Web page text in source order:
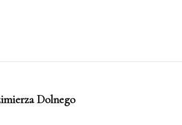
Dolnego